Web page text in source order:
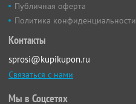
Публичная оферта
Политика конфиденциальности
Контакты
sprosi@kupikupon.ru
Связаться с нами
Мы в Соцсетях